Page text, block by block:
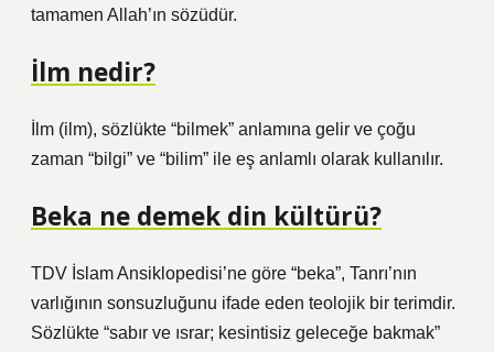
tamamen Allah’ın sözüdür.
İlm nedir?
İlm (ilm), sözlükte “bilmek” anlamına gelir ve çoğu
zaman “bilgi” ve “bilim” ile eş anlamlı olarak kullanılır.
Beka ne demek din kültürü?
TDV İslam Ansiklopedisi’ne göre “beka”, Tanrı’nın
varlığının sonsuzluğunu ifade eden teolojik bir terimdir.
Sözlükte “sabır ve ısrar; kesintisiz geleceğe bakmak”